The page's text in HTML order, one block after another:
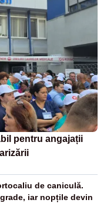
pentru angajații
de caniculă.
iar nopțile devin